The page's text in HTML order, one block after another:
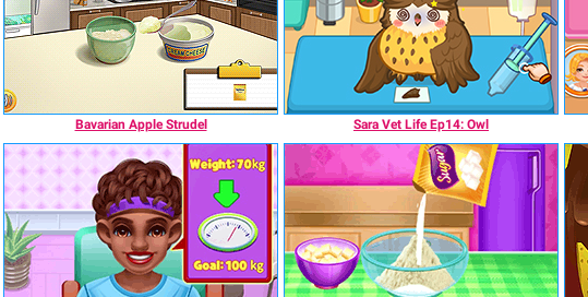
Bavarian Apple Strudel Sara Vet Life Ep14: Owl